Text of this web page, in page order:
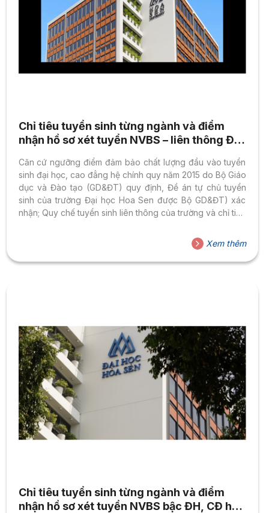
Chỉ tiêu tuyển sinh từng ngành và điểm
nhận hồ sơ xét tuyển NVBS – liên thông ĐH
Căn cứ ngưỡng điểm đảm bảo chất lượng đầu vào tuyển
sinh đại học, cao đẳng hệ chính quy năm 2015 do Bộ Giáo
dục và Đào tạo (GD&ĐT) quy định, Đề án tự chủ tuyển
sinh của trường Đại học Hoa Sen được Bộ GD&ĐT) xác
nhận; Quy chế tuyển sinh liên thông của trường và chỉ tiêu
việc xét tuyển nguyện vọng bổ sung và tiêu chí xét điểm
trúng tuyển dành cho thí sinh liên thông đại học chính quy
năm 2015 như sau: 1. Các...
Xem thêm
Chỉ tiêu tuyển sinh từng ngành và điểm
nhận hồ sơ xét tuyển NVBS bậc ĐH, CĐ hệ